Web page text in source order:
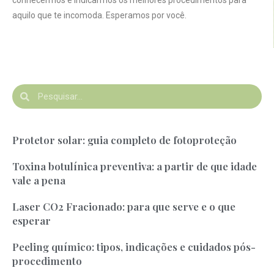
aquilo que te incomoda. Esperamos por você.
Protetor solar: guia completo de fotoproteção
Toxina botulínica preventiva: a partir de que idade
vale a pena
Laser CO2 Fracionado: para que serve e o que
esperar
Peeling químico: tipos, indicações e cuidados pós-
procedimento